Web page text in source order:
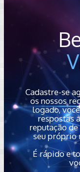
Cadastre-se
os nossos
logado,
respostas
reputação
seu próprio
É rápido e